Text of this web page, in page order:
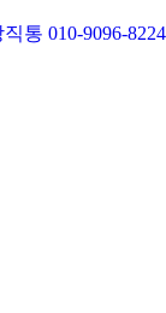
통 010-9096-8224